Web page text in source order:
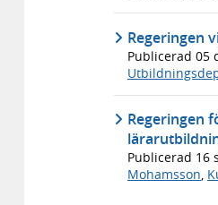
Regeringen
Publicerad 05
Regeringen
Publicerad 16
Mohamsson,